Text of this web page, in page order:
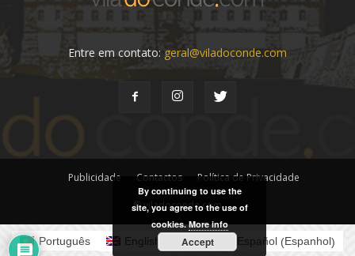
Entre em contato: geral@viladoconde.com
Publicidade Contactos Política de Privacidade
© viladoconde.com
Português English Inglês) Español (Espanhol)
By continuing to use the
site, you agree to the use of
cookies.More info
Accept